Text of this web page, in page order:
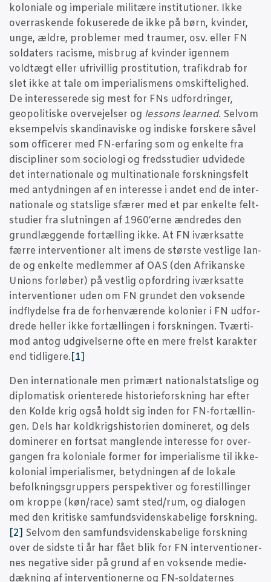
kolo­ni­a­le og impe­ri­a­le mili­tæ­re insti­tu­tio­ner. Ikke
over­ra­sken­de foku­se­re­de de ikke på børn, kvin­der,
unge, ældre, pro­ble­mer med trau­mer, osv. eller FN
sol­da­ters racis­me, mis­brug af kvin­der igen­nem
voldtægt eller ufri­vil­lig prosti­tu­tion, tra­fikdrab for
slet ikke at tale om impe­ri­a­lis­mens omskif­te­lig­hed.
De inter­es­se­re­de sig mest for FNs udfor­drin­ger,
geopo­li­ti­ske over­vej­el­ser og les­sons lear­ned. Selv­om
eksem­pel­vis skan­di­na­vi­ske og indi­ske for­ske­re såvel
som offi­ce­rer med FN-erfa­ring som og enkel­te fra
disci­pli­ner som socio­lo­gi og freds­stu­di­er udvi­de­de
det inter­na­tio­na­le og mul­ti­na­tio­na­le forsk­nings­felt
med antyd­nin­gen af en inter­es­se i andet end de inter­
na­tio­na­le og stats­li­ge sfæ­rer med et par enkel­te felt­
stu­di­er fra slut­nin­gen af 1960’erne ændre­des den
grund­læg­gen­de for­tæl­ling ikke. At FN iværk­sat­te
fær­re inter­ven­tio­ner alt imens de stør­ste vest­li­ge lan­
de og enkel­te med­lem­mer af OAS (den Afri­kan­ske
Uni­ons for­lø­ber) på vest­lig opfor­dring iværk­sat­te
inter­ven­tio­ner uden om FN grun­det den vok­sen­de
ind­fly­del­se fra de for­hen­væ­ren­de kolo­ni­er i FN udfor­
dre­de hel­ler ikke for­tæl­lin­gen i forsk­nin­gen. Tvær­ti­
mod antog udgi­vel­ser­ne ofte en mere frelst karak­ter
end tid­li­ge­re.[1]
Den inter­na­tio­na­le men pri­mært natio­nal­stats­li­ge og
diplo­ma­tisk ori­en­te­re­de histo­ri­e­forsk­ning har efter
den Kol­de krig også holdt sig inden for FN-for­tæl­lin­
gen. Dels har kold­krigs­hi­sto­ri­en domi­ne­ret, og dels
domi­ne­rer en fort­sat mang­len­de inter­es­se for over­
gan­gen fra kolo­ni­a­le for­mer for impe­ri­a­lis­me til ikke-
kolo­ni­al impe­ri­a­lis­mer, betyd­nin­gen af de loka­le
befolk­nings­grup­pers per­spek­ti­ver og fore­stil­lin­ger
om krop­pe (køn/race) samt sted/rum, og dia­lo­gen
med den kri­ti­ske sam­funds­vi­den­ska­be­li­ge forsk­ning.
[2] Selv­om den sam­funds­vi­den­ska­be­li­ge forsk­ning
over de sid­ste ti år har fået blik for FN inter­ven­tio­ner­
nes nega­ti­ve sider på grund af en vok­sen­de medi­e­
dæk­ning af inter­ven­tio­ner­ne og FN-sol­da­ter­nes